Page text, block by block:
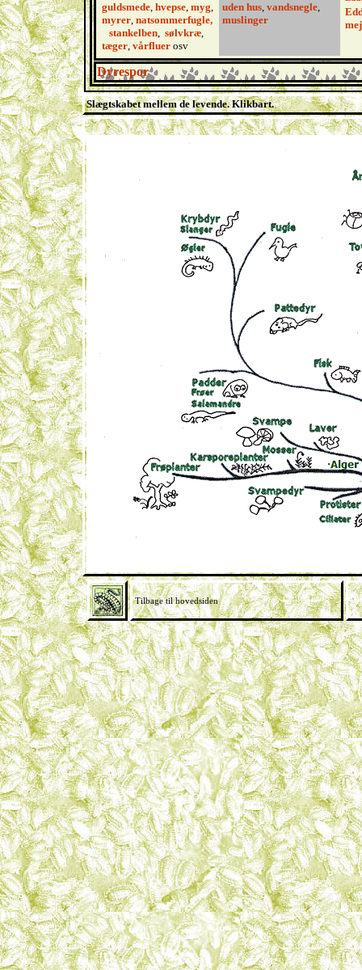
guldsmede, hvepse, myg,
myrer, natsommerfugle,
stankelben, sølvkræ,
tæger, vårfluer osv
uden hus, vandsnegle,
muslinger
Dyrespor
Slægtskabet mellem de levende. Klikbart.
Tilbage til hovedsiden